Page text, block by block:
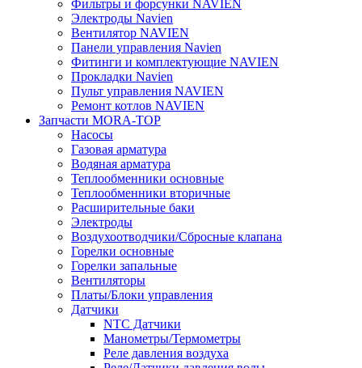
Фильтры и форсунки NAVIEN
Электроды Navien
Вентилятор NAVIEN
Панели управления Navien
Фитинги и комплектующие NAVIEN
Прокладки Navien
Пульт управления NAVIEN
Ремонт котлов NAVIEN
Запчасти MORA-TOP
Насосы
Газовая арматура
Водяная арматура
Теплообменники основные
Теплообменники вторичные
Расширительные баки
Электроды
Воздухоотводчики/Сбросные клапана
Горелки основные
Горелки запальные
Вентиляторы
Платы/Блоки управления
Датчики
NTC Датчики
Манометры/Термометры
Реле давления воздуха